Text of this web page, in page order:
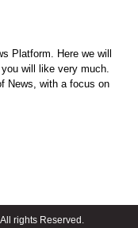
Platform. Here we will
will like very much.
News, with a focus on
rights Reserved.